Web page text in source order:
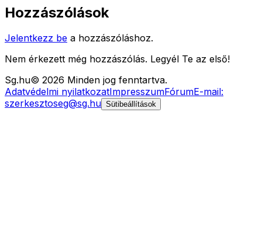
Hozzászólások
Jelentkezz be a hozzászóláshoz.
Nem érkezett még hozzászólás. Legyél Te az első!
Sg.hu© 2026 Minden jog fenntartva.
Adatvédelmi nyilatkozatImpresszumFórumE-mail:
szerkesztoseg@sg.hu Sütibeállítások